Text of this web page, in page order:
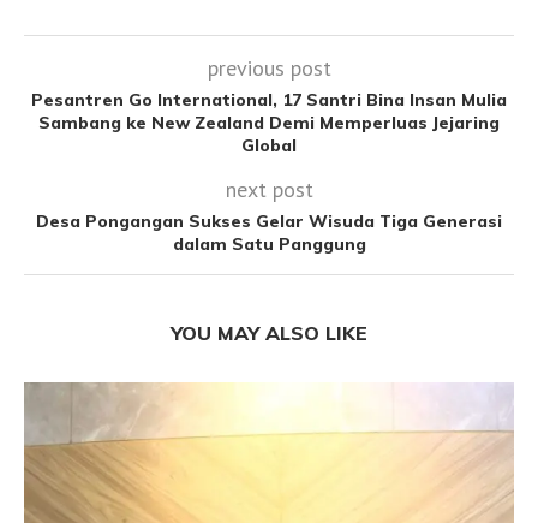
previous post
Pesantren Go International, 17 Santri Bina Insan Mulia
Sambang ke New Zealand Demi Memperluas Jejaring
Global
next post
Desa Pongangan Sukses Gelar Wisuda Tiga Generasi
dalam Satu Panggung
YOU MAY ALSO LIKE